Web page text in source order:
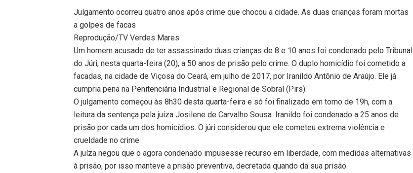
Julgamento ocorreu quatro anos após crime que chocou a cidade. As duas crianças foram mortas
a golpes de facas
Reprodução/TV Verdes Mares
Um homem acusado de ter assassinado duas crianças de 8 e 10 anos foi condenado pelo Tribunal
do Júri, nesta quarta-feira (20), a 50 anos de prisão pelo crime. O duplo homicídio foi cometido a
facadas, na cidade de Viçosa do Ceará, em julho de 2017, por Iranildo Antônio de Araújo. Ele já
cumpria pena na Penitenciária Industrial e Regional de Sobral (Pirs).
O julgamento começou às 8h30 desta quarta-feira e só foi finalizado em torno de 19h, com a
leitura da sentença pela juíza Josilene de Carvalho Sousa. Iranildo foi condenado a 25 anos de
prisão por cada um dos homicídios. O júri considerou que ele cometeu extrema violência e
crueldade no crime.
A juíza negou que o agora condenado impusesse recurso em liberdade, com medidas alternativas
à prisão, por isso manteve a prisão preventiva, decretada quando da sua prisão.